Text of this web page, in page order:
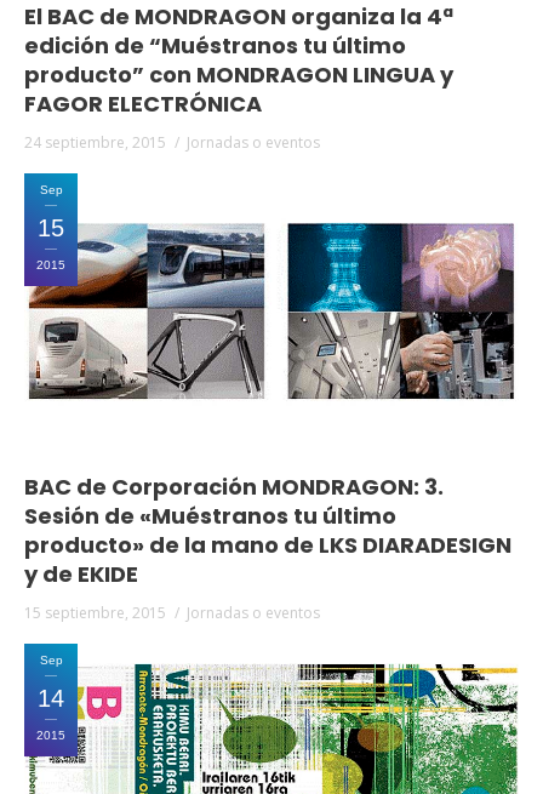
El BAC de MONDRAGON organiza la 4ª
edición de “Muéstranos tu último
producto” con MONDRAGON LINGUA y
FAGOR ELECTRÓNICA
24 septiembre, 2015 Jornadas o eventos
Sep
15
2015
BAC de Corporación MONDRAGON: 3.
Sesión de «Muéstranos tu último
producto» de la mano de LKS DIARADESIGN
y de EKIDE
15 septiembre, 2015 Jornadas o eventos
Sep
14
2015